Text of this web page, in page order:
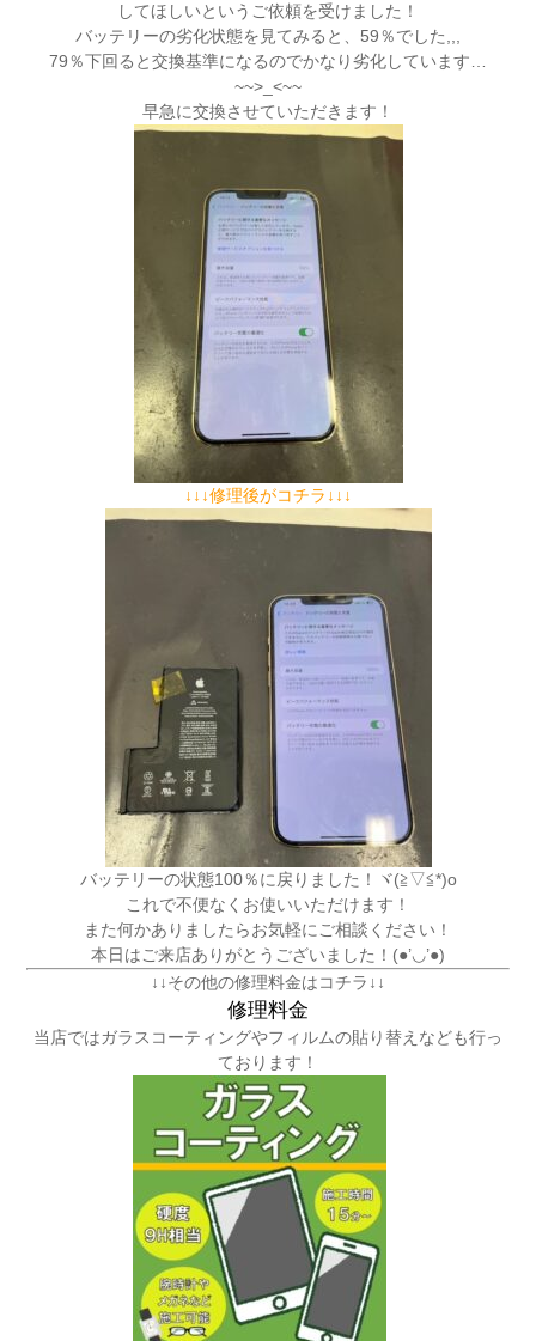
してほしいというご依頼を受けました！
バッテリーの劣化状態を見てみると、59％でした,,,
79％下回ると交換基準になるのでかなり劣化しています…
~~>_<~~
早急に交換させていただきます！
↓↓↓修理後がコチラ↓↓↓
バッテリーの状態100％に戻りました！ヾ(≧▽≦*)o
これで不便なくお使いいただけます！
また何かありましたらお気軽にご相談ください！
本日はご来店ありがとうございました！(●’◡’●)
↓↓その他の修理料金はコチラ↓↓
修理料金
当店ではガラスコーティングやフィルムの貼り替えなども行っ
ております！